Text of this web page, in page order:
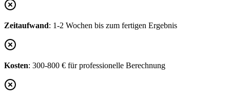
Zeitaufwand: 1-2 Wochen bis zum fertigen Ergebnis
Kosten: 300-800 € für professionelle Berechnung